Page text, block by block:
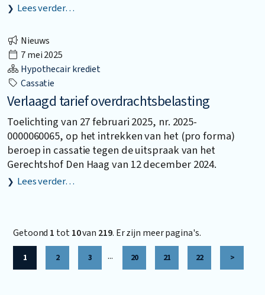
Lees verder…
Nieuws
7 mei 2025
Hypothecair krediet
Cassatie
Verlaagd tarief overdrachtsbelasting
Toelichting van 27 februari 2025, nr. 2025-
0000060065, op het intrekken van het (pro forma)
beroep in cassatie tegen de uitspraak van het
Gerechtshof Den Haag van 12 december 2024.
Lees verder…
Getoond 1 tot10van 219. Er zijn meer pagina's.
1 2 3 ... 20 21 22 >